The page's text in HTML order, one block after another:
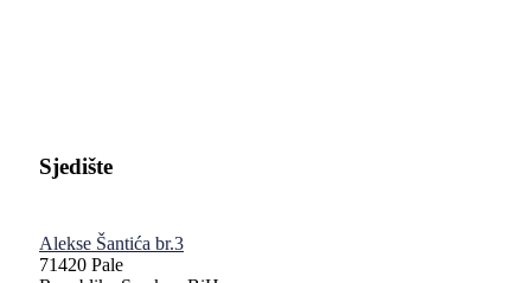
Sjedište
Alekse Šantića br.3
71420 Pale